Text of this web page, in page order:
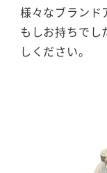
様々なブランド
もしお持ちでし
しください。